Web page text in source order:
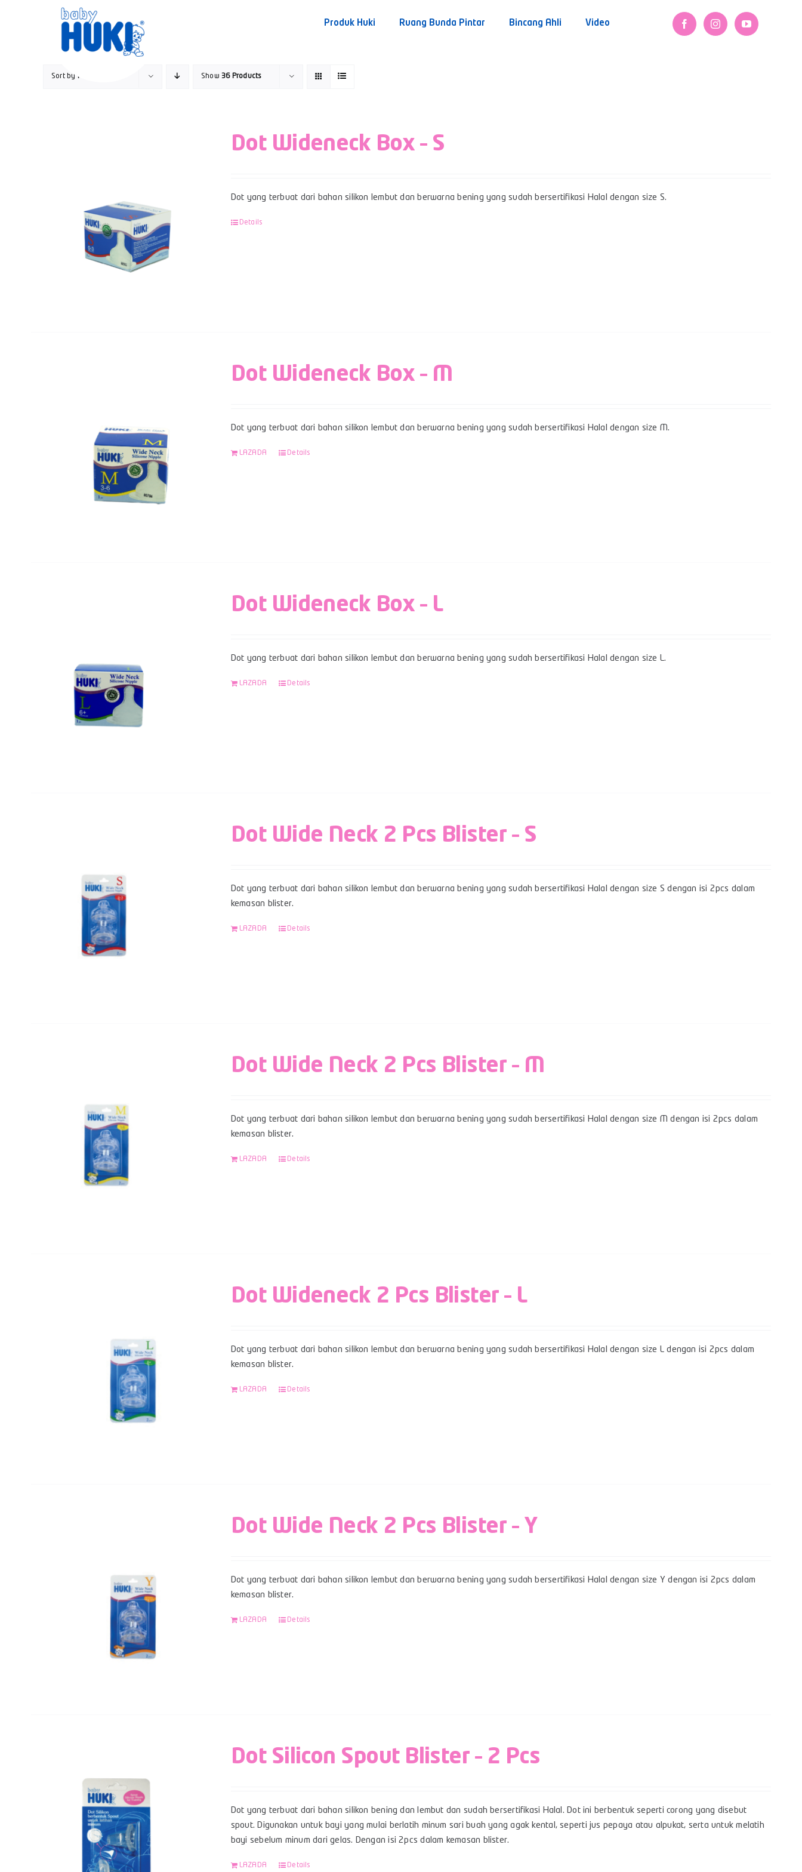
Produk Huki Ruang Bunda Pintar Bincang Ahli Video
Sort by Popularity Show36 Products
Dot Wideneck Box – S
Dot yang terbuat dari bahan silikon lembut dan berwarna bening yang sudah bersertifikasi Halal dengan size S.
Details
Dot Wideneck Box – M
Dot yang terbuat dari bahan silikon lembut dan berwarna bening yang sudah bersertifikasi Halal dengan size M.
LAZADA Details
Dot Wideneck Box – L
Dot yang terbuat dari bahan silikon lembut dan berwarna bening yang sudah bersertifikasi Halal dengan size L.
LAZADA Details
Dot Wide Neck 2 Pcs Blister – S
Dot yang terbuat dari bahan silikon lembut dan berwarna bening yang sudah bersertifikasi Halal dengan size S dengan isi 2pcs dalam
kemasan blister.
LAZADA Details
Dot Wide Neck 2 Pcs Blister – M
Dot yang terbuat dari bahan silikon lembut dan berwarna bening yang sudah bersertifikasi Halal dengan size M dengan isi 2pcs dalam
kemasan blister.
LAZADA Details
Dot Wideneck 2 Pcs Blister – L
Dot yang terbuat dari bahan silikon lembut dan berwarna bening yang sudah bersertifikasi Halal dengan size L dengan isi 2pcs dalam
kemasan blister.
LAZADA Details
Dot Wide Neck 2 Pcs Blister – Y
Dot yang terbuat dari bahan silikon lembut dan berwarna bening yang sudah bersertifikasi Halal dengan size Y dengan isi 2pcs dalam
kemasan blister.
LAZADA Details
Dot Silicon Spout Blister – 2 Pcs
Dot yang terbuat dari bahan silikon bening dan lembut dan sudah bersertifikasi Halal. Dot ini berbentuk seperti corong yang disebut
spout. Digunakan untuk bayi yang mulai berlatih minum sari buah yang agak kental, seperti jus pepaya atau alpukat, serta untuk melatih
bayi sebelum minum dari gelas. Dengan isi 2pcs dalam kemasan blister.
LAZADA Details